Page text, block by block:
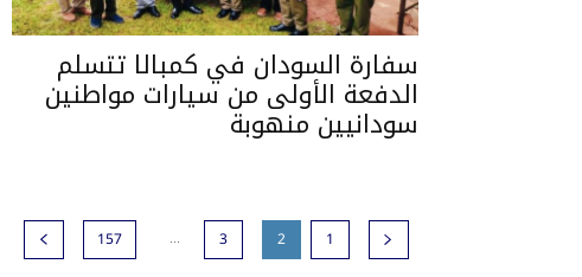
سفارة السودان في كمبالا تتسلم
الدفعة الأولى من سيارات مواطنين
سودانيين منهوبة
1
2
3
...
157